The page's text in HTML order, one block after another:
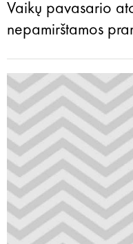
Vaikų pavasario
nepamirštamos